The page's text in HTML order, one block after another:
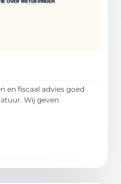
en fiscaal advies goed
Wij geven